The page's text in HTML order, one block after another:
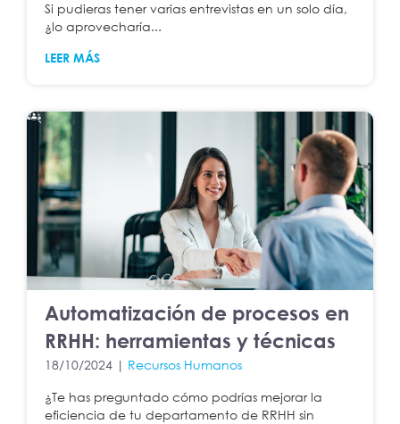
Si pudieras tener varias entrevistas en un solo día,
¿lo aprovecharía...
LEER MÁS
Automatización de procesos en
RRHH: herramientas y técnicas
18/10/2024 | Recursos Humanos
¿Te has preguntado cómo podrías mejorar la
eficiencia de tu departamento de RRHH sin